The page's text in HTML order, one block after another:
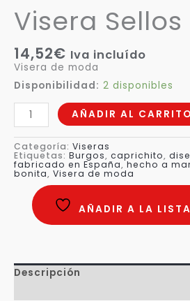
Visera Sellos
14,52€ Iva incluído
Visera de moda
Disponibilidad: 2 disponibles
AÑADIR AL CARRITO
Categoría: Viseras
Etiquetas: Burgos, caprichito,
fabricado en España,hecho a
bonita, Visera de moda
AÑADIR A LA LISTA
Descripción